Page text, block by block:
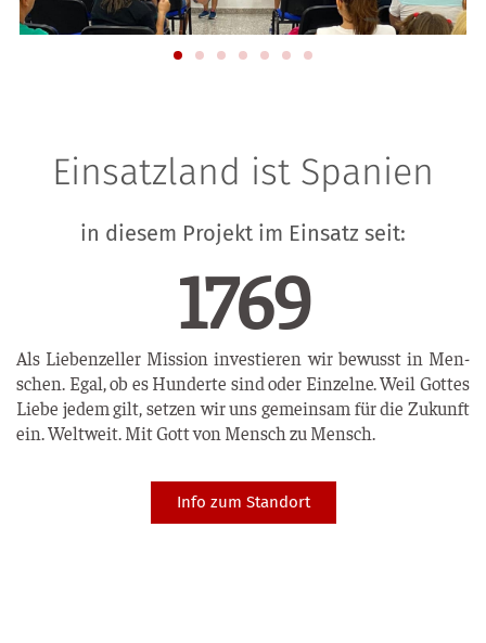
Einsatzland ist Spanien
in diesem Projekt im Einsatz seit:
1996
Als Lie­ben­zel­ler Mis­si­on inves­tie­ren wir bewusst in Men­
schen. Egal, ob es Hun­der­te sind oder Ein­zel­ne. Weil Got­tes
Lie­be jedem gilt, set­zen wir uns gemein­sam für die Zukunft
ein. Welt­weit. Mit Gott von Mensch zu Mensch.
Info zum Standort